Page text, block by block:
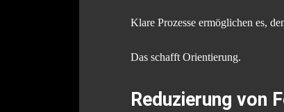
Klare Prozesse ermöglichen es,
Das schafft Orientierung.
Reduzierung von